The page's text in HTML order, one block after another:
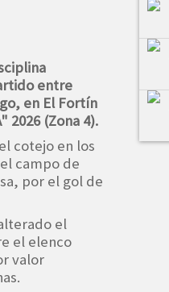
entre
en El Fortín
2026 (Zona 4).
cotejo en los
campo de
por el gol de
el
el elenco
valor